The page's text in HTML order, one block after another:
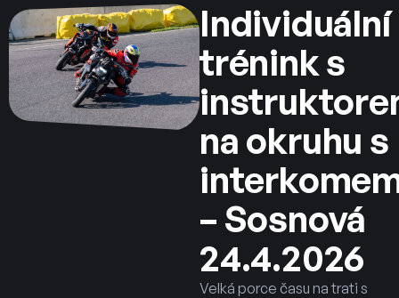
Individuální
trénink s
na okruhu s
– Sosnová
24.4.2026
Velká porce času na trati s